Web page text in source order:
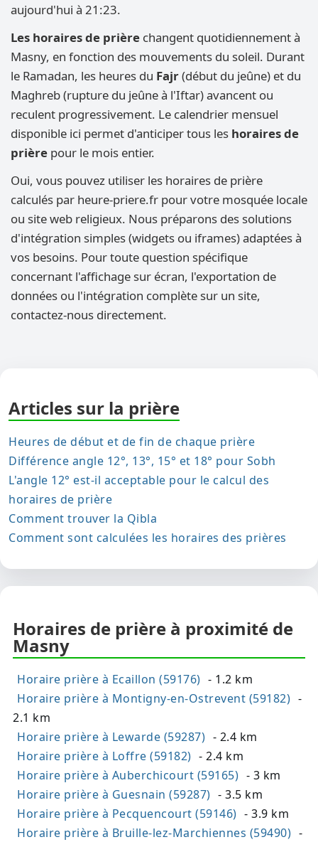
aujourd'hui à 21:23.
Les horaires de prière changent quotidiennement à
Masny, en fonction des mouvements du soleil. Durant
le Ramadan, les heures du Fajr(début du jeûne) et du
Maghreb (rupture du jeûne à l'Iftar) avancent ou
reculent progressivement. Le calendrier mensuel
disponible ici permet d'anticiper tous les horaires de
prière pour le mois entier.
Oui, vous pouvez utiliser les horaires de prière
calculés par heure-priere.fr pour votre mosquée locale
ou site web religieux. Nous préparons des solutions
d'intégration simples (widgets ou iframes) adaptées à
vos besoins. Pour toute question spécifique
concernant l'affichage sur écran, l'exportation de
données ou l'intégration complète sur un site,
contactez-nous directement.
Articles sur la prière
Heures de début et de fin de chaque prière
Différence angle 12°, 13°, 15° et 18° pour Sobh
L'angle 12° est-il acceptable pour le calcul des
horaires de prière
Comment trouver la Qibla
Comment sont calculées les horaires des prières
Horaires de prière à proximité de
Masny
Horaire prière à Ecaillon (59176) - 1.2 km
Horaire prière à Montigny-en-Ostrevent (59182) -
2.1 km
Horaire prière à Lewarde (59287) - 2.4 km
Horaire prière à Loffre (59182) - 2.4 km
Horaire prière à Auberchicourt (59165) - 3 km
Horaire prière à Guesnain (59287) - 3.5 km
Horaire prière à Pecquencourt (59146) - 3.9 km
Horaire prière à Bruille-lez-Marchiennes (59490) -